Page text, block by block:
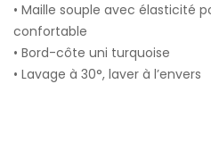
• Maille souple avec élasticité
confortable
• Bord-côte uni turquoise
• Lavage à 30°, laver à l’envers